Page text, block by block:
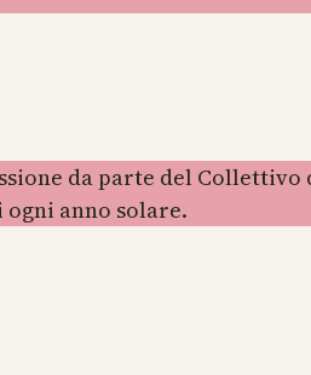
da parte del
ogni anno solare.